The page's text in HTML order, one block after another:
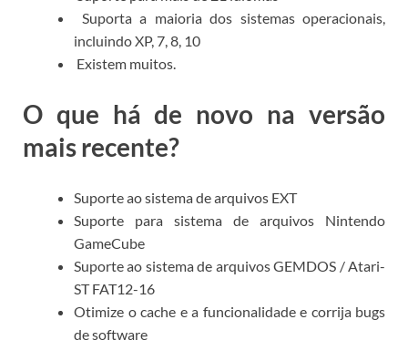
Suporta a maioria dos sistemas operacionais,
incluindo XP, 7, 8, 10
Existem muitos.
O que há de novo na versão
mais recente?
Suporte ao sistema de arquivos EXT
Suporte para sistema de arquivos Nintendo
GameCube
Suporte ao sistema de arquivos GEMDOS / Atari-
ST FAT12-16
Otimize o cache e a funcionalidade e corrija bugs
de software